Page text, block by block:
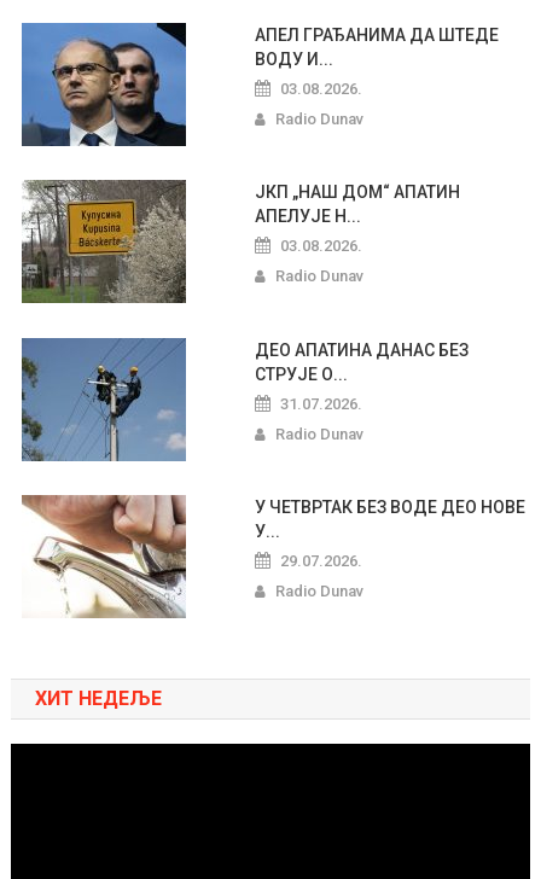
АПЕЛ ГРАЂАНИМА ДА ШТЕДЕ
ВОДУ И...
03.08.2026.
Radio Dunav
ЈКП „НАШ ДОМ“ АПАТИН
АПЕЛУЈЕ Н...
03.08.2026.
Radio Dunav
ДЕО АПАТИНА ДАНАС БЕЗ
СТРУЈЕ О...
31.07.2026.
Radio Dunav
У ЧЕТВРТАК БЕЗ ВОДЕ ДЕО НОВЕ
У...
29.07.2026.
Radio Dunav
ХИТ НЕДЕЉЕ